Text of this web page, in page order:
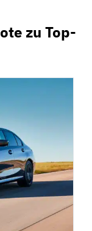
zu Top-